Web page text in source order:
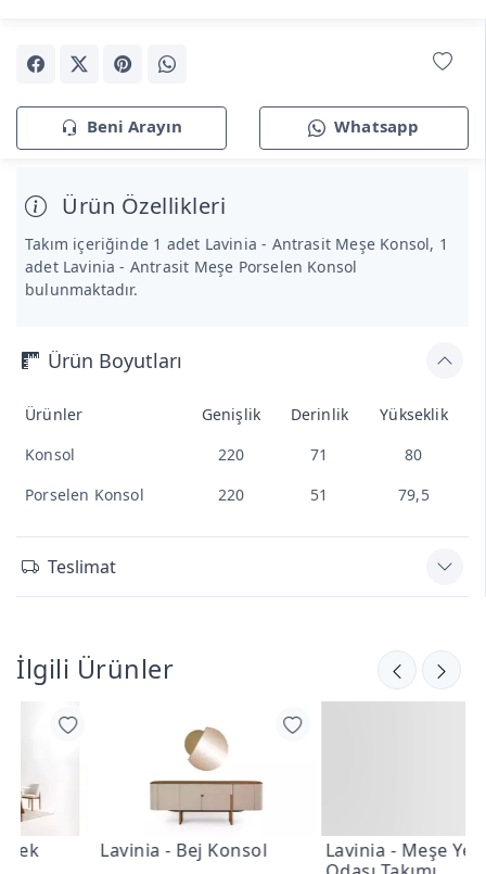
Beni Arayın Whatsapp
Ürün Özellikleri
Takım içeriğinde 1 adet Lavinia - Antrasit Meşe Konsol, 1
adet Lavinia - Antrasit Meşe Porselen Konsol
bulunmaktadır.
Ürün Boyutları
Ürünler Genişlik Derinlik
Yükseklik
Konsol
220 71
80
Porselen Konsol
220 51 79,5
Teslimat
İlgili Ürünler
Lavinia - Bej Konsol
Lavinia - Meşe Yemek